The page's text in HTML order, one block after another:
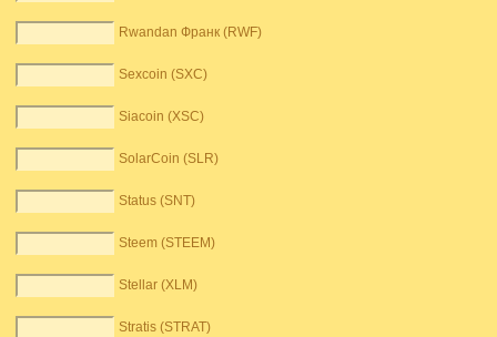
Rwandan Франк (RWF)
Sexcoin (SXC)
Siacoin (XSC)
SolarCoin (SLR)
Status (SNT)
Steem (STEEM)
Stellar (XLM)
Stratis (STRAT)